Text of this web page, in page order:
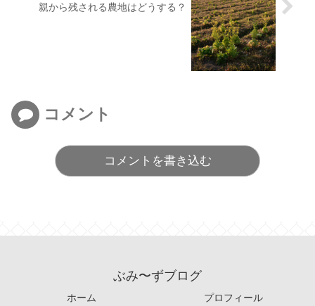
親から残される農地はどうする？
コメント
コメントを書き込む
ぶみ〜ずブログ
ホーム
プロフィール